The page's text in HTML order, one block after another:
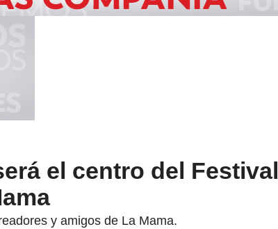
el centro del Festival
y amigos de La Mama.